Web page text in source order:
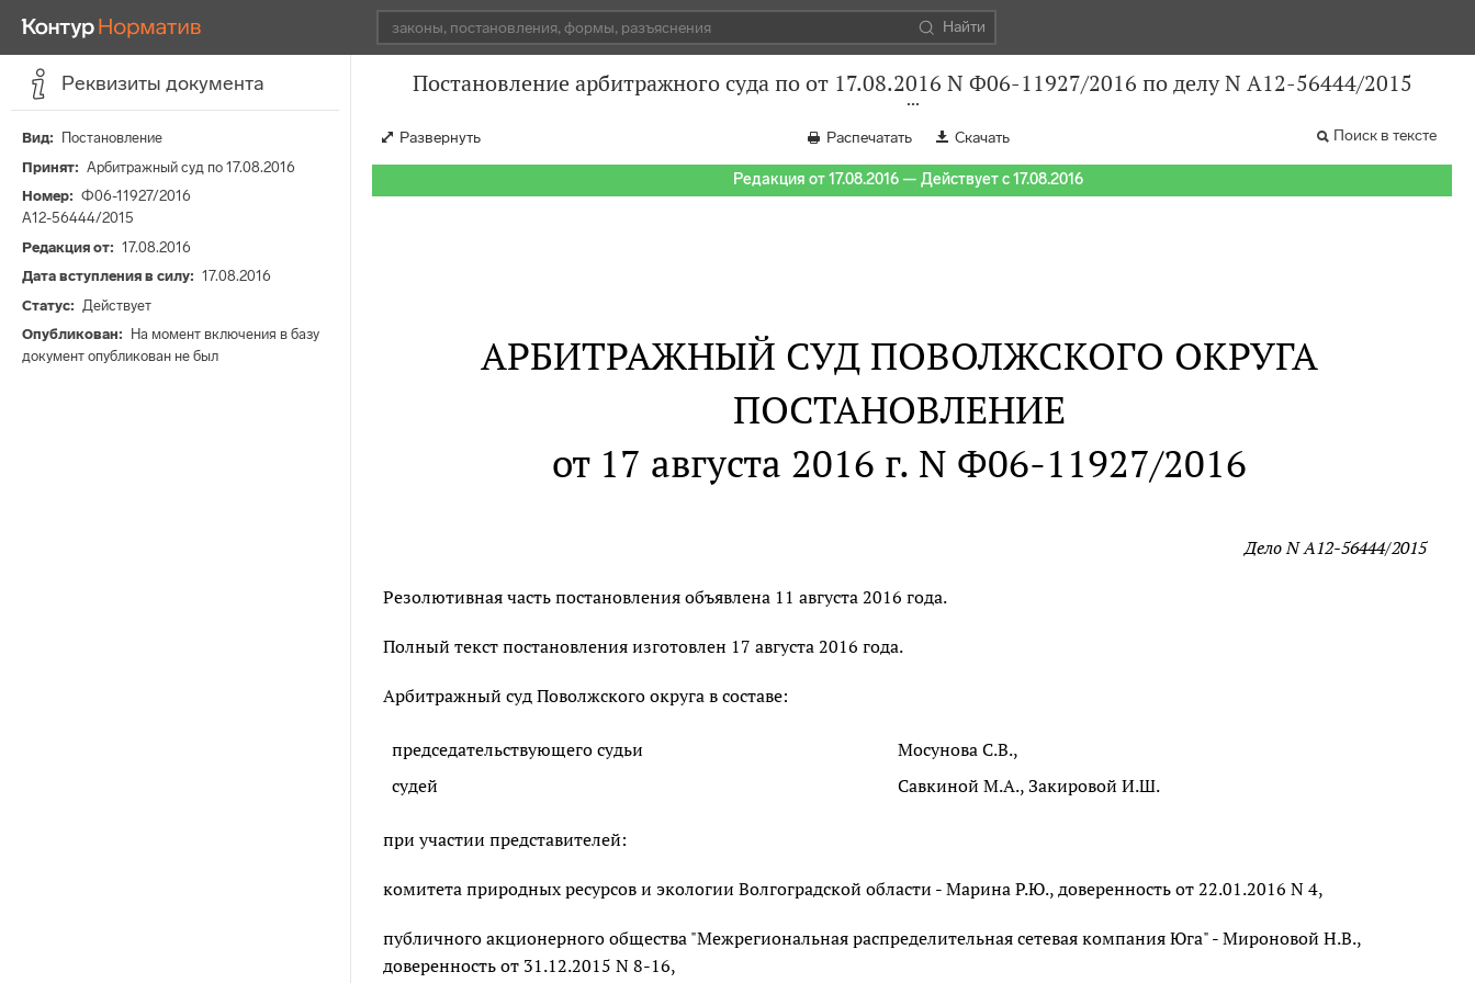
Найти
Реквизиты документа
Вид
Постановление
Принят
Арбитражный суд по 17.08.2016
Номер
Ф06-11927/2016
А12-56444/2015
Редакция от
17.08.2016
Дата вступления в силу
17.08.2016
Статус
Действует
Опубликован
На момент включения в базу
документ опубликован не был
Постановление арбитражного суда по от 17.08.2016 N Ф06-11927/2016 по делу N А12-56444/2015
Развернуть Распечатать Скачать Поиск в тексте
Редакция от 17.08.2016 — Действует с 17.08.2016
АРБИТРАЖНЫЙ СУД ПОВОЛЖСКОГО ОКРУГА
ПОСТАНОВЛЕНИЕ
от 17 августа 2016 г. N Ф06-11927/2016
Дело N А12-56444/2015
Резолютивная часть постановления объявлена 11 августа 2016 года.
Полный текст постановления изготовлен 17 августа 2016 года.
Арбитражный суд Поволжского округа в составе:
председательствующего судьи
Мосунова С.В.,
судей
Савкиной М.А., Закировой И.Ш.
при участии представителей:
комитета природных ресурсов и экологии Волгоградской области - Марина Р.Ю., доверенность от 22.01.2016 N 4,
публичного акционерного общества "Межрегиональная распределительная сетевая компания Юга" - Мироновой Н.В.,
доверенность от 31.12.2015 N 8-16,